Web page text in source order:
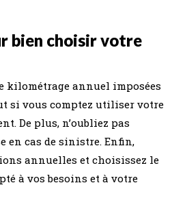
bien choisir votre
kilométrage annuel imposées
si vous comptez utiliser votre
De plus, n’oubliez pas
en cas de sinistre. Enfin,
annuelles et choisissez le
à vos besoins et à votre